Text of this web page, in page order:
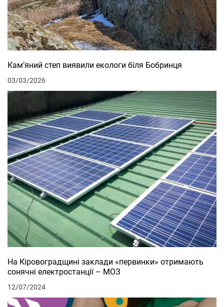
Кам’яний степ виявили екологи біля Бобринця
03/03/2026
На Кіровоградщині заклади «первинки» отримають
сонячні електростанції – МОЗ
12/07/2024